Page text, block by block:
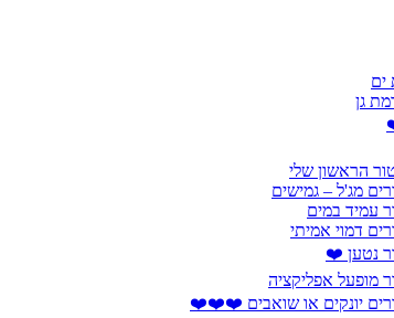
ים
גן
הראשון שלי
מג'ל – גמישים
עמיד במים
דמוי אמיתי
נטען ❤️
מופעל אפליקציה
יונקים או שואבים ❤️❤️❤️